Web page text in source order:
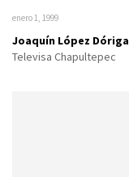
enero 1, 1999
Joaquín López Dóriga
Televisa Chapultepec